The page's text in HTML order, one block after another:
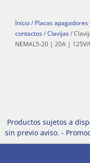
Inicio / Placas apagadores
contactos / Clavijas /
NEMAL5-20 | 20A | 125V/
Productos sujetos a
sin previo aviso. -